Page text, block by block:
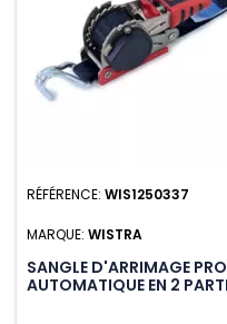
RÉFÉRENCE: WIS1250337
MARQUE: WISTRA
SANGLE D'ARRIMAGE
AUTOMATIQUE EN 2